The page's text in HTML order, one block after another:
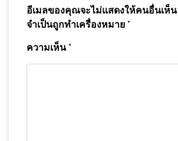
อีเมลของคุณจะไม่แสดงให้คนอื่นเห็น
จำเป็นถูกทำเครื่องหมาย *
ความเห็น*